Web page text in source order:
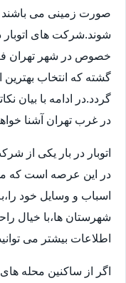
صورت زمینی می باشند
شوند.شرکت های اتوبار
خصوص در شهر تهران
گشته که انتخاب بهترین
گردد.در ادامه با بیان
در غرب تهران آشنا
اتوبار در بار یکی از
در این عرصه است که می
اسباب و وسایل خود
شهرستان ها،با خیال
اطلاعات بیشتر می
اگر از ساکنین محله